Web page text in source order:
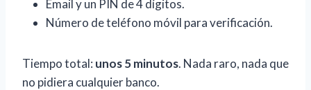
Email y un PIN de 4 dígitos.
Número de teléfono móvil para verificación.
Tiempo total: unos 5 minutos. Nada raro, nada que
no pidiera cualquier banco.